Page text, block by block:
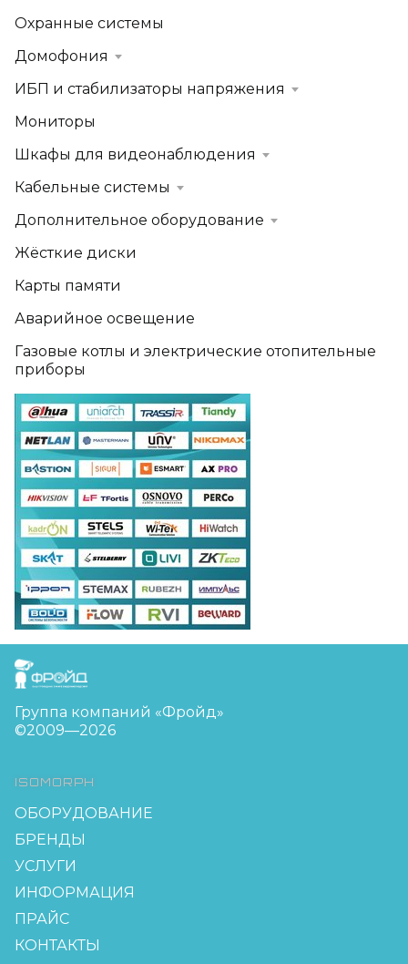
Охранные системы
Домофония
ИБП и стабилизаторы напряжения
Мониторы
Шкафы для видеонаблюдения
Кабельные системы
Дополнительное оборудование
Жёсткие диски
Карты памяти
Аварийное освещение
Газовые котлы и электрические отопительные
приборы
FreudGroup
Группа компаний «Фройд»
©2009—2026
ISOMORPH
ОБОРУДОВАНИЕ
БРЕНДЫ
УСЛУГИ
ИНФОРМАЦИЯ
ПРАЙС
КОНТАКТЫ